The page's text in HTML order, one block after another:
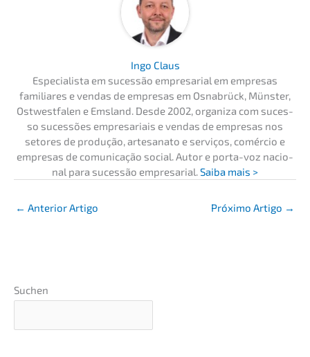
Ingo Claus
Especia­lis­ta em suces­são empre­sa­ri­al em empre­sas
familia­res e vendas de empre­sas em Osnabrück, Münster,
Ostwest­fa­len e Emsland. Desde 2002, organi­za com suces­
so suces­sões empre­sa­ri­ais e vendas de empre­sas nos
setores de produ­ção, artesa­na­to e servi­ços, comércio e
empre­sas de comuni­ca­ção social. Autor e porta-voz nacio­
nal para suces­são empre­sa­ri­al.Saiba mais >
← Anterior Artigo Próxi­mo Artigo →
Suchen